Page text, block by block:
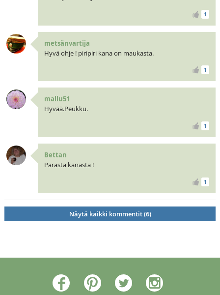
1
metsänvartija
Hyvä ohje ! piripiri kana on maukasta.
1
mallu51
Hyvää.Peukku.
1
Bettan
Parasta kanasta !
1
Näytä kaikki kommentit (6)